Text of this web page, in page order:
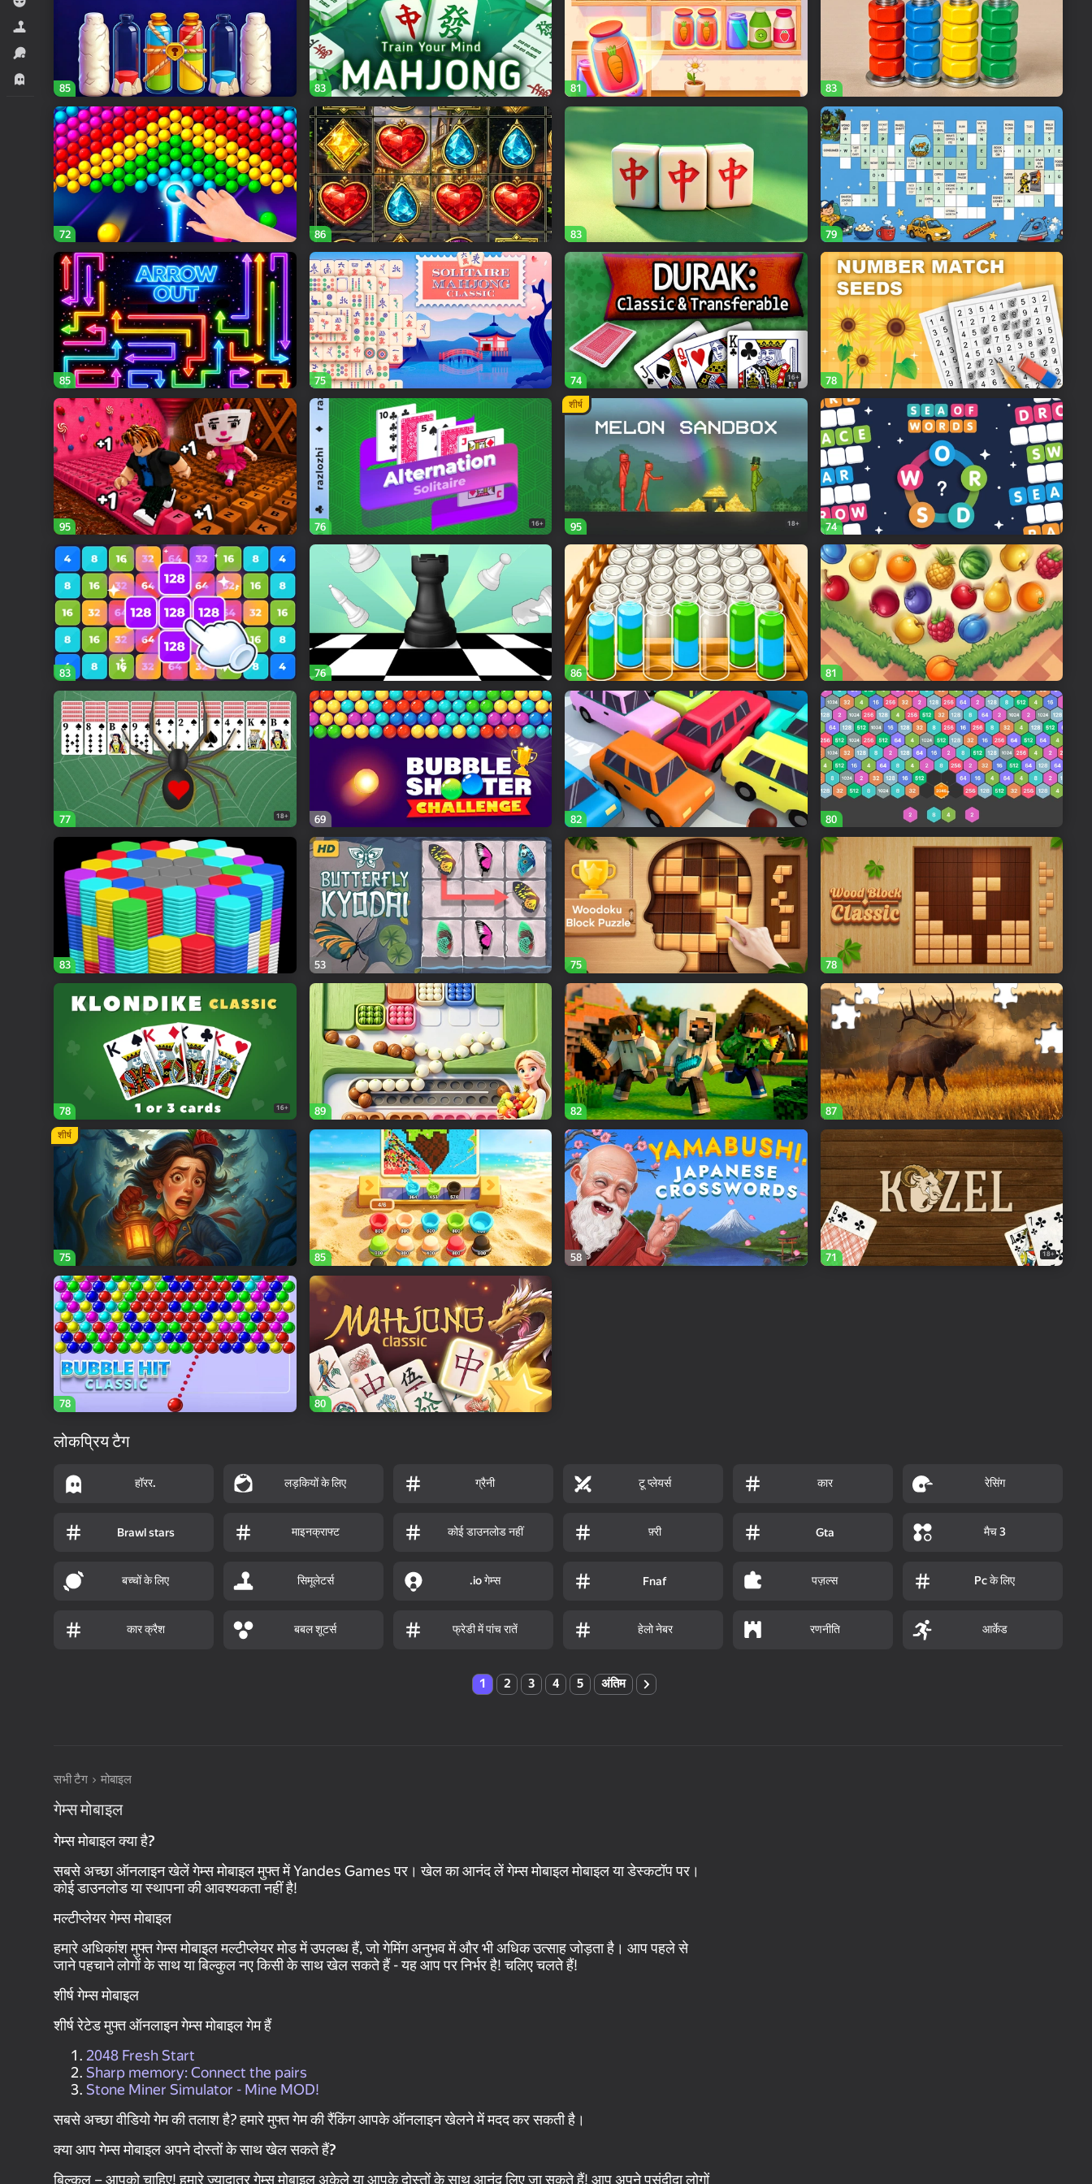
हॉरर.
85 83 81 83
72 86 83 79
85 75 74 16+ 78
95 76 16+ 95 18+
शीर्ष
74
83 76 86 81
77 18+ 69 82 80
83 53 75 78
78 16+ 89 82 87
75
शीर्ष
85 58 71 18+
78 80
लोकप्रिय टैग
हॉरर. लड़कियों के लिए ग्रैनी टू प्लेयर्स कार रेसिंग
Brawl stars माइनक्राफ्ट कोई डाउनलोड नहीं फ़्री Gta मैच 3
बच्चों के लिए सिमूलेटर्स .io गेम्स Fnaf पज़ल्स Pc के लिए
कार क्रैश बबल शूटर्स फ्रेडी में पांच रातें हेलो नेबर रणनीति आर्केड
1 2 3 4 5 अंतिम
सभी टैग मोबाइल
गेम्स मोबाइल
गेम्स मोबाइल क्या है?
सबसे अच्छा ऑनलाइन खेलें गेम्स मोबाइल मुफ्त में Yandes Games पर। खेल का आनंद लें गेम्स मोबाइल मोबाइल या डेस्कटॉप पर।
कोई डाउनलोड या स्थापना की आवश्यकता नहीं है!
मल्टीप्लेयर गेम्स मोबाइल
हमारे अधिकांश मुफ्त गेम्स मोबाइल मल्टीप्लेयर मोड में उपलब्ध हैं, जो गेमिंग अनुभव में और भी अधिक उत्साह जोड़ता है। आप पहले से
जाने पहचाने लोगों के साथ या बिल्कुल नए किसी के साथ खेल सकते हैं - यह आप पर निर्भर है! चलिए चलते हैं!
शीर्ष गेम्स मोबाइल
शीर्ष रेटेड मुफ्त ऑनलाइन गेम्स मोबाइल गेम हैं
2048 Fresh Start
Sharp memory: Connect the pairs
Stone Miner Simulator - Mine MOD!
सबसे अच्छा वीडियो गेम की तलाश है? हमारे मुफ्त गेम की रैंकिंग आपके ऑनलाइन खेलने में मदद कर सकती है।
क्या आप गेम्स मोबाइल अपने दोस्तों के साथ खेल सकते हैं?
बिल्कुल – आपको चाहिए! हमारे ज्यादातर गेम्स मोबाइल अकेले या आपके दोस्तों के साथ आनंद लिए जा सकते हैं! आप अपने पसंदीदा लोगों